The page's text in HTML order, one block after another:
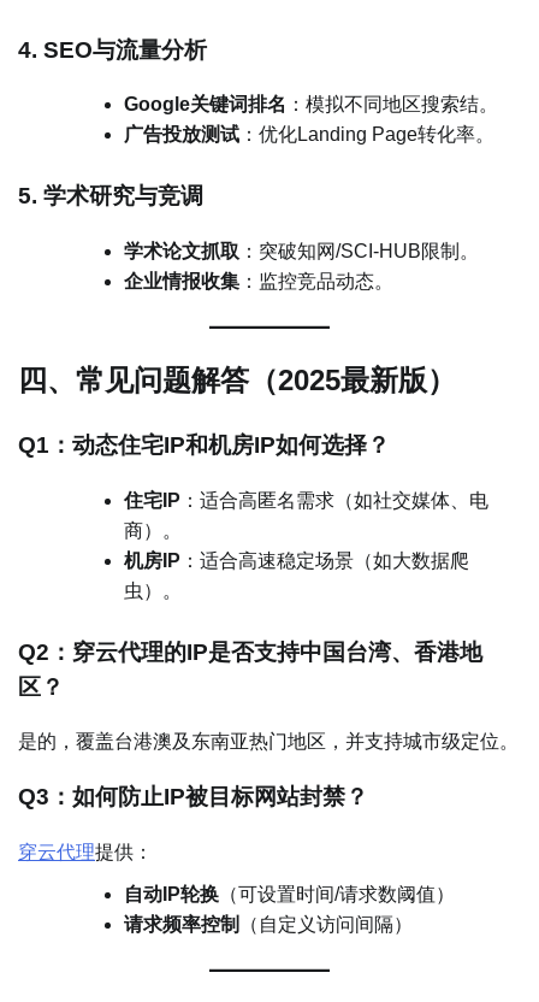
4. SEO与流量分析
Google关键词排名 ：模拟不同地区搜索结。
广告投放测试 ：优化Landing Page转化率。
5. 学术研究与竞调
学术论文抓取 ：突破知网/SCI-HUB限制。
企业情报收集 ：监控竞品动态。
四、常见问题解答（2025最新版）
Q1：动态住宅IP和机房IP如何选择？
住宅IP ：适合高匿名需求（如社交媒体、电
商）。
机房IP ：适合高速稳定场景（如大数据爬
虫）。
Q2：穿云代理的IP是否支持中国台湾、香港地
区？
是的，覆盖台港澳及东南亚热门地区，并支持城市级定位。
Q3：如何防止IP被目标网站封禁？
穿云代理提供：
自动IP轮换 （可设置时间/请求数阈值）
请求频率控制
（自定义访问间隔）